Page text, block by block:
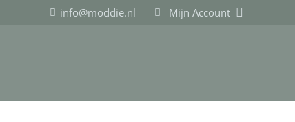
info@moddie.nl Mijn Account